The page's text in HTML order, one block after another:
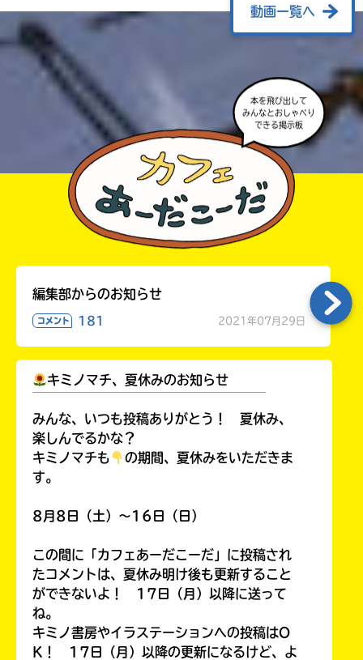
動画一覧へ
本を飛び出して
みんなとおしゃべり
できる掲示板
編集部からのお知らせ
コメント 181 2021年07月29日
キミノマチ、夏休みのお知らせ
みんな、いつも投稿ありがとう！ 夏休み、
楽しんでるかな？
キミノマチも
の期間、夏休みをいただきま
す。
8月8日（土）～16日（日）
この間に「カフェあーだこーだ」に投稿され
たコメントは、夏休み明け後も更新すること
ができないよ！ 17日（月）以降に送って
ね。
キミノ書房やイラステーションへの投稿はO
K！ 17日（月）以降の更新になるけど、よ